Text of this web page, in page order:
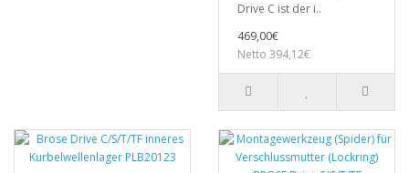
Drive C ist der i..
469,00€
Netto 394,12€